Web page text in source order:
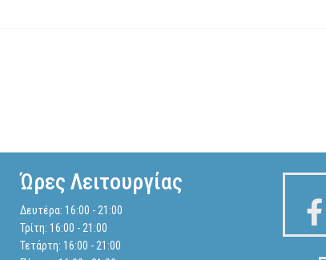
Ώρες Λειτουργίας
Δευτέρα: 16:00 - 21:00
Τρίτη: 16:00 - 21:00
Τετάρτη: 16:00 - 21:00